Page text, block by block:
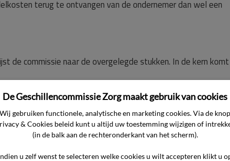
terug te ontvangen van de ondernemer dan wel een
de commissie naar de overgelegde stukken. In de kern
2019 voor haar tweede behandeling laserontharing bikini
salon in verband met zwangerschap van een collega en een
aantal afspraken voor die ochtend geannuleerd. De
van zaken tijdens die tweede behandeling.
De Geschillencommissie Zorg maakt gebruik van cookies
Wij gebruiken functionele, analytische en marketing cookies. Via de knop
& Cookies beleid kunt u altijd uw toestemming wijzigen of
(in de balk aan de rechteronderkant van het scherm).
u zelf wenst te selecteren welke cookies u wilt accepteren klikt u